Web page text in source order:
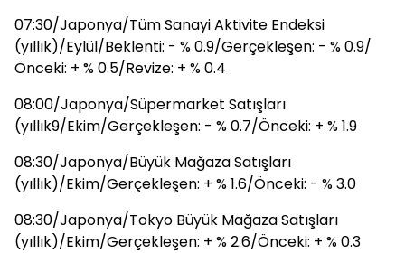
07:30/Japonya/Tüm Sanayi Aktivite Endeksi
(yıllık)/Eylül/Beklenti: - % 0.9/Gerçekleşen: - % 0.9/
Önceki: + % 0.5/Revize: + % 0.4
08:00/Japonya/Süpermarket Satışları
(yıllık9/Ekim/Gerçekleşen: - % 0.7/Önceki: + % 1.9
08:30/Japonya/Büyük Mağaza Satışları
(yıllık)/Ekim/Gerçekleşen: + % 1.6/Önceki: - % 3.0
08:30/Japonya/Tokyo Büyük Mağaza Satışları
(yıllık)/Ekim/Gerçekleşen: + % 2.6/Önceki: + % 0.3